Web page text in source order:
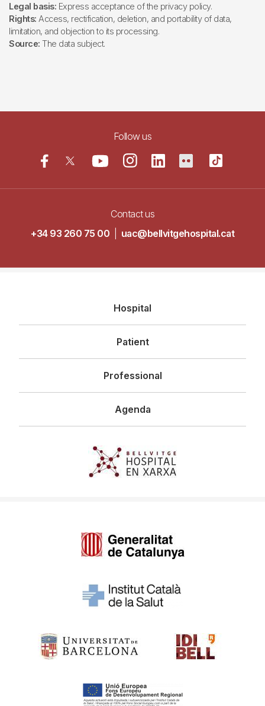
Legal basis: Express acceptance of the privacy policy.
Rights: Access, rectification, deletion, and portability of data,
limitation, and objection to its processing.
Source: The data subject.
Follow us
Contact us
+34 93 260 75 00
uac@bellvitgehospital.cat
principal
Hospital
Patient
Professional
Agenda